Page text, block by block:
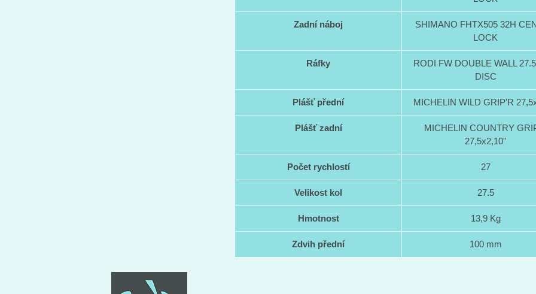
Zadní náboj
SHIMANO FHTX505 32H
LOCK
Ráfky
RODI FW DOUBLE WALL
DISC
Plášť přední MICHELIN WILD GRIP'R
Plášť zadní
MICHELIN COUNTRY
27,5x2,10"
Počet rychlostí 27
Velikost kol 27.5
Hmotnost 13,9 Kg
Zdvih přední 100 mm